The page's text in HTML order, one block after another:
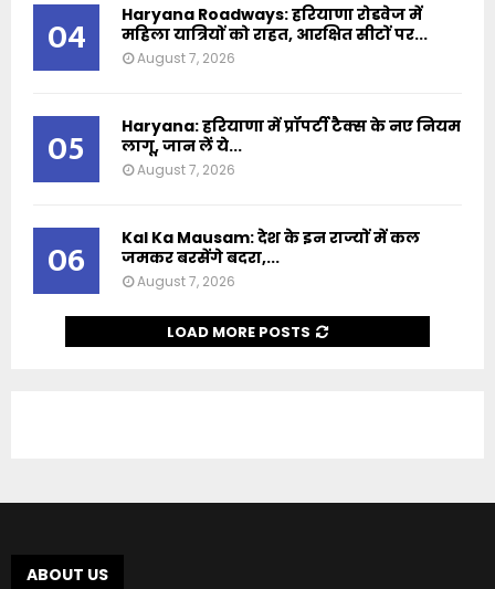
04
Haryana Roadways: हरियाणा रोडवेज में
महिला यात्रियों को राहत, आरक्षित सीटों पर...
August 7, 2026
05
Haryana: हरियाणा में प्रॉपर्टी टैक्स के नए नियम
लागू, जान लें ये...
August 7, 2026
06
Kal Ka Mausam: देश के इन राज्यों में कल
जमकर बरसेंगे बदरा,...
August 7, 2026
LOAD MORE POSTS
ABOUT US